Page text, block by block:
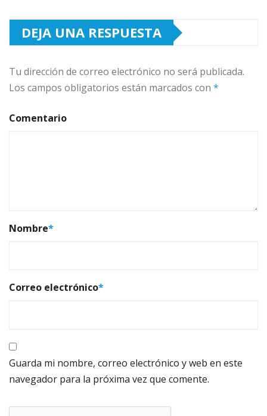
DEJA UNA RESPUESTA
Tu dirección de correo electrónico no será publicada.
Los campos obligatorios están marcados con *
Comentario
Nombre*
Correo electrónico*
Guarda mi nombre, correo electrónico y web en este
navegador para la próxima vez que comente.